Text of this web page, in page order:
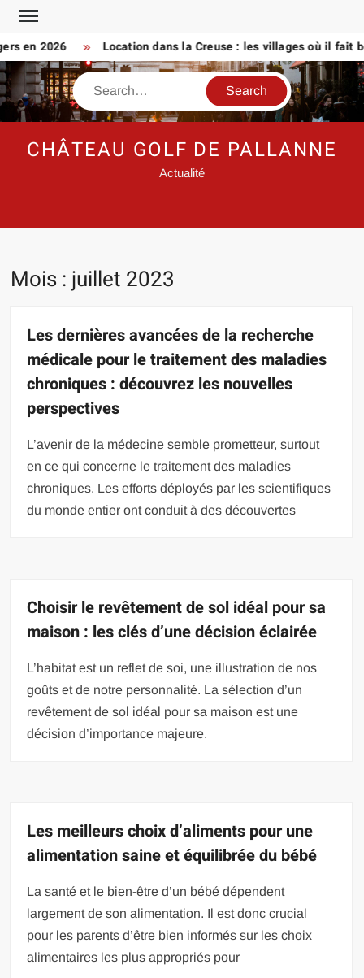
Skip
content
en 2026 Location dans la Creuse : les villages où il fait
Search
CHÂTEAU GOLF DE PALLANNE
Actualité
Mois : juillet 2023
Les dernières avancées de la recherche
médicale pour le traitement des maladies
chroniques : découvrez les nouvelles
perspectives
L’avenir de la médecine semble prometteur, surtout
en ce qui concerne le traitement des maladies
chroniques. Les efforts déployés par les scientifiques
du monde entier ont conduit à des découvertes
Choisir le revêtement de sol idéal pour sa
maison : les clés d’une décision éclairée
L’habitat est un reflet de soi, une illustration de nos
goûts et de notre personnalité. La sélection d’un
revêtement de sol idéal pour sa maison est une
décision d’importance majeure.
Les meilleurs choix d’aliments pour une
alimentation saine et équilibrée du bébé
La santé et le bien-être d’un bébé dépendent
largement de son alimentation. Il est donc crucial
pour les parents d’être bien informés sur les choix
alimentaires les plus appropriés pour